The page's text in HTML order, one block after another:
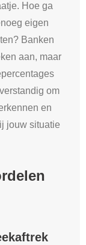
Hoe ga
eigen
Banken
aan, maar
om
en
jouw situatie